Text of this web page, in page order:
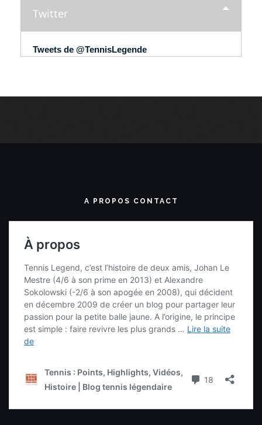
Twitter
Tweets de @TennisLegende
A PROPOS CONTACT